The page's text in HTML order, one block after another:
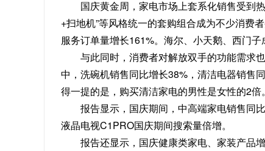
国庆黄金周，家电市场上套系化销售受到热
+扫地机”等风格统一的套购组合成为不少消费
服务订单量增长161%。海尔、小天鹅、西门子
与此同时，消费者对解放双手的功能需求也
中，洗碗机销售同比增长38%，清洁电器销售
得一提的是，购买清洁家电的男性是女性的2倍。
报告显示，国庆期间，中高端家电销售同比
液晶电视C1PRO国庆期间搜索量倍增。
报告还显示，国庆健康类家电、家装产品增